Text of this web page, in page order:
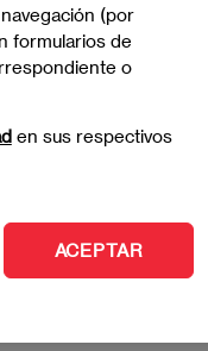
(por
formularios de
o
en sus respectivos
ACEPTAR